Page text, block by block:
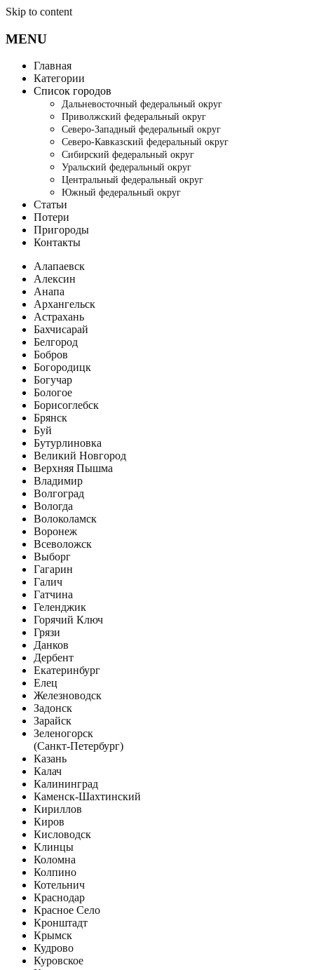
Skip to content
MENU
Главная
Категории
Список городов
Дальневосточный федеральный округ
Приволжский федеральный округ
Северо-Западный федеральный округ
Северо-Кавказский федеральный округ
Сибирский федеральный округ
Уральский федеральный округ
Центральный федеральный округ
Южный федеральный округ
Статьи
Потери
Пригороды
Контакты
Алапаевск
Алексин
Анапа
Архангельск
Астрахань
Бахчисарай
Белгород
Бобров
Богородицк
Богучар
Бологое
Борисоглебск
Брянск
Буй
Бутурлиновка
Великий Новгород
Верхняя Пышма
Владимир
Волгоград
Вологда
Волоколамск
Воронеж
Всеволожск
Выборг
Гагарин
Галич
Гатчина
Геленджик
Горячий Ключ
Грязи
Данков
Дербент
Екатеринбург
Елец
Железноводск
Задонск
Зарайск
Зеленогорск
(Санкт-Петербург)
Казань
Калач
Калининград
Каменск-Шахтинский
Кириллов
Киров
Кисловодск
Клинцы
Коломна
Колпино
Котельнич
Краснодар
Красное Село
Кронштадт
Крымск
Кудрово
Куровское